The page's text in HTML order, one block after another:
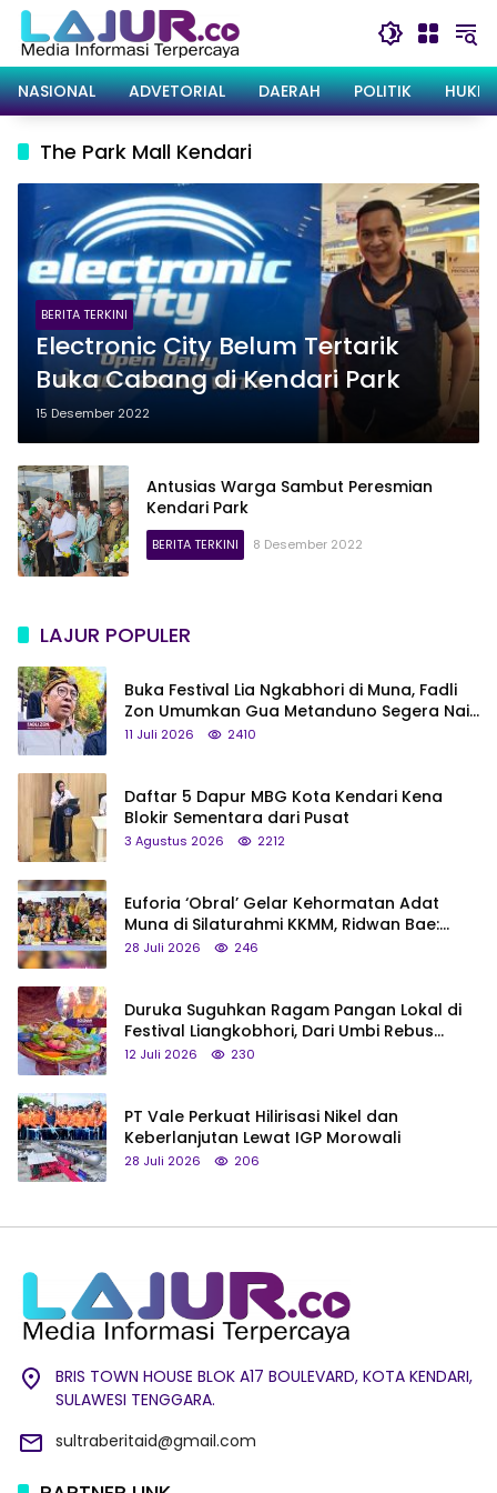
Langsung
konten
NASIONAL
ADVETORIAL DAERAH POLITIK
The Park Mall Kendari
BERITA TERKINI
Electronic City Belum Tertarik
Buka Cabang di Kendari Park
15 Desember 2022
Antusias Warga Sambut Peresmian
Kendari Park
BERITA TERKINI 8 Desember 2022
LAJUR POPULER
Buka Festival Lia Ngkabhori di Muna, Fadli
Zon Umumkan Gua Metanduno Segera Naik
Status Jadi Cagar Budaya Nasional
11 Juli 2026 2410
Daftar 5 Dapur MBG Kota Kendari Kena
Blokir Sementara dari Pusat
3 Agustus 2026 2212
Euforia ‘Obral’ Gelar Kehormatan Adat
Muna di Silaturahmi KKMM, Ridwan Bae:
Saya Bukan Tipe Begitu, Belum Pantas!
28 Juli 2026 246
Duruka Suguhkan Ragam Pangan Lokal di
Festival Liangkobhori, Dari Umbi Rebus
hingga Tumpeng Beras Muna
12 Juli 2026 230
PT Vale Perkuat Hilirisasi Nikel dan
Keberlanjutan Lewat IGP Morowali
28 Juli 2026 206
BRIS TOWN HOUSE BLOK A17 BOULEVARD, KOTA KENDARI,
SULAWESI TENGGARA.
sultraberitaid@gmail.com